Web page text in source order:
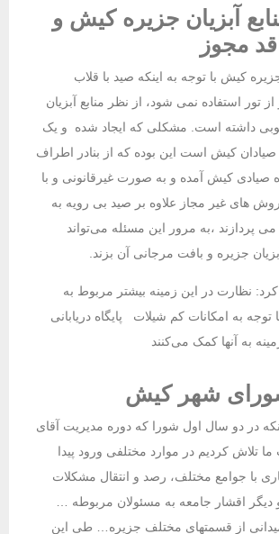
آبزیان جزیره کیش و
مجوز
کیش با توجه به اینکه صید با قلاب
تور استفاده نمی شود، از نظر منابع آبزیان
داشته است. مشکلی که ایجاد شده و یک
کیش است این بوده که از بنادر اطراف
صیادی کیش آمده و به صورت غیرقانونی و با
روش های غیر مجاز علاوه بر صید بی رویه به
پردازند ،به مرور این مسئله می‌تواند
جزیره و بافت مرجانی آن بزند.
نظارت در این زمینه بیشتر مربوط به
به امکانات کم شیلات پایگاه دریابانی
به آنها کمک می‌کنند
شهر کیش
در دو سال اول شورا که دوره مدیریت آقای
تلاش کردیم در موارد مختلفی ورود پیدا
با جوامع مختلف، رصد و انتقال مشکلات
دیگر اقشار جامعه به مسئولان مربوطه …
میدانی از قسمتهای مختلف جزیره… طی این